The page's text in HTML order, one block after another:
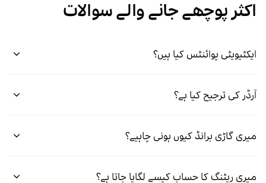
اکثر پوچھے جانے والے سوالات
ایکٹیویٹی پوائنٹس کیا ہیں؟
آرڈر کی ترجیح کیا ہے؟
میری گاڑی برانڈ کیوں ہونی چاہیے؟
میری ریٹنگ کا حساب کیسے لگایا جاتا ہے؟